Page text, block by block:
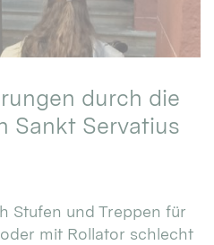
durch die
Sankt Servatius
Stufen und Treppen für
mit Rollator schlecht